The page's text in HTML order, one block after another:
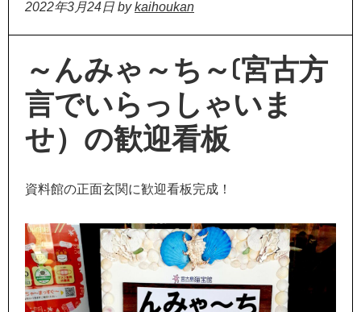
2022年3月24日 bykaihoukan
～んみゃ～ち～(宮古方
言でいらっしゃいま
せ）の歓迎看板
資料館の正面玄関に歓迎看板完成！